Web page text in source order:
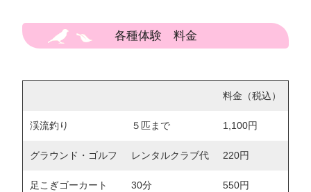
各種体験 料金
料金（税込）
渓流釣り ５匹まで 1,100円
グラウンド・ゴルフ レンタルクラブ代 220円
足こぎゴーカート 30分 550円